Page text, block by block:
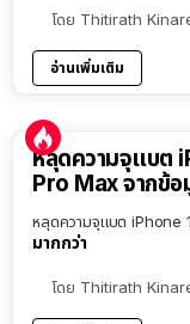
โดย Thitirath
อ่านเพิ่มเติม
หลุดความจุแบต
Pro Max จากข้อ
หลุดความจุแบต iPhone
มากกว่า
โดย Thitirath